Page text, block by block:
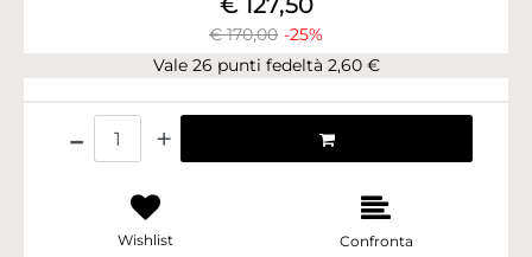
€ 170,00 -25%
Vale 26 punti fedeltà 2,60 €
Wishlist Confronta